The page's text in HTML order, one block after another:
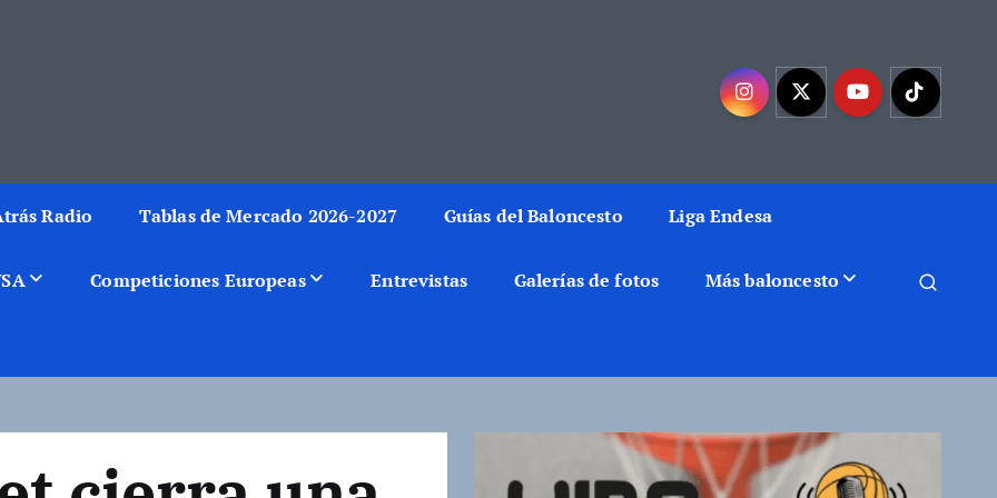
Radio Tablas de Mercado 2026-2027 Guías del Baloncesto Liga Endesa
Competiciones Europeas Entrevistas Galerías de fotos Más baloncesto